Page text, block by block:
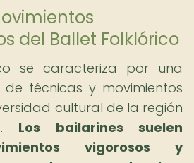
del Ballet Folklórico
se caracteriza por una
técnicas y movimientos
cultural de la región
Los bailarines suelen
vigorosos y